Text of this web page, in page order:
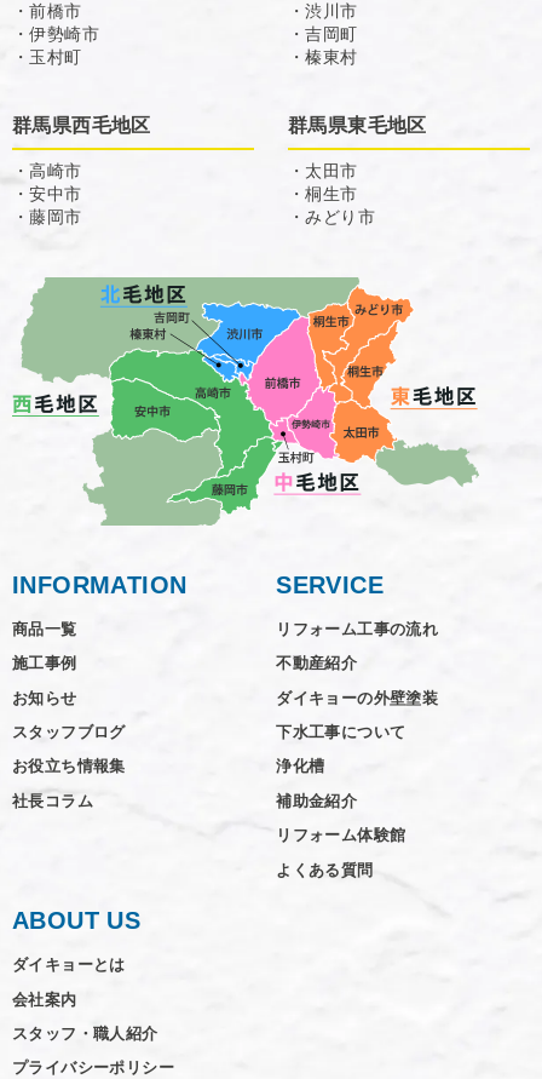
・前橋市
・伊勢崎市
・玉村町
・渋川市
・吉岡町
・榛東村
群馬県西毛地区
・高崎市
・安中市
・藤岡市
群馬県東毛地区
・太田市
・桐生市
・みどり市
INFORMATION
商品一覧
施工事例
お知らせ
スタッフブログ
お役立ち情報集
社長コラム
SERVICE
リフォーム工事の流れ
不動産紹介
ダイキョーの外壁塗装
下水工事について
浄化槽
補助金紹介
リフォーム体験館
よくある質問
ABOUT US
ダイキョーとは
会社案内
スタッフ・職人紹介
プライバシーポリシー